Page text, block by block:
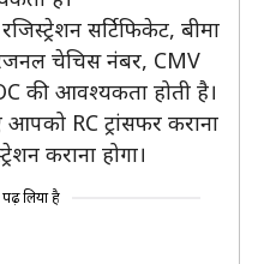
सर्टिफिकेट, बीमा
चेचिस नंबर, CMV
की आवश्यकता होती है।
RC ट्रांसफर कराना
कराना होगा।
पढ़ लिया है